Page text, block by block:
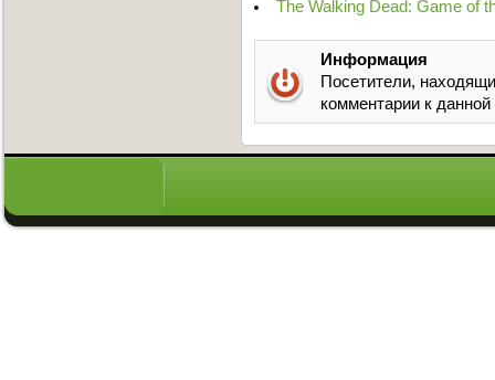
The Walking Dead: Game of
Информация
Посетители,
комментарии к